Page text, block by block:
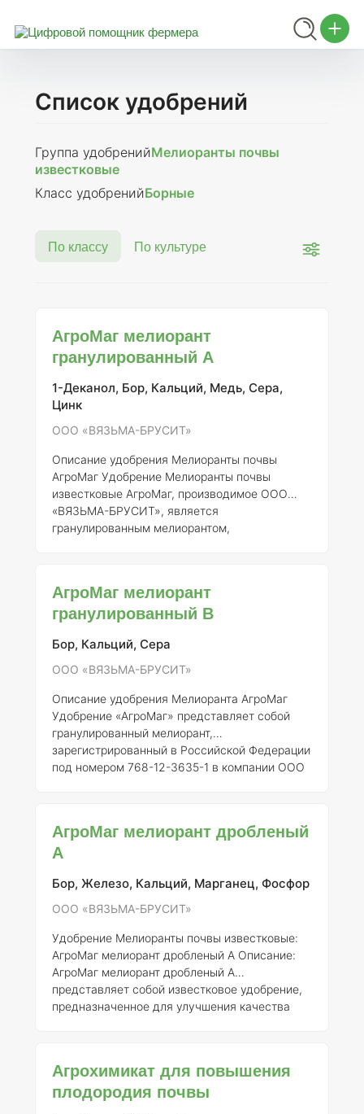
Список удобрений
Группа удобренийМелиоранты почвы
известковые
Класс удобренийБорные
По классу По культуре
АгроМаг мелиорант
гранулированный А
1-Деканол, Бор, Кальций, Медь, Сера,
Цинк
ООО «ВЯЗЬМА-БРУСИТ»
Описание удобрения Мелиоранты почвы
АгроМагУдобрение Мелиоранты почвы
известковые АгроМаг, производимое ООО
«ВЯЗЬМА-БРУСИТ», является
гранулированным мелиорантом,
а также для коррекции кислотности, что
способствует созданию оптимальных условий
культур.Состав и концентрация элементов
Удобрение содержит следующие основные
н
АгроМаг мелиорант
гранулированный В
Бор, Кальций, Сера
ООО «ВЯЗЬМА-БРУСИТ»
Описание удобрения Мелиоранта АгроМаг
Удобрение «АгроМаг» представляет собой
гранулированный мелиорант,
зарегистрированный в Российской Федерации
под номером 768-12-3635-1 в компании ООО
плодородия и обеспечения растений
необходимыми питательными веществами.
удобрения «АгроМаг» включает в себя
известковые компоненты, которые
почвы и улучшению ее струк
АгроМаг мелиорант дробленый
А
Бор, Железо, Кальций, Марганец, Фосфор
ООО «ВЯЗЬМА-БРУСИТ»
Удобрение Мелиоранты почвы известковые:
АгроМаг мелиорант дробленый А Описание:
АгроМаг мелиорант дробленый А
представляет собой известковое удобрение,
предназначенное для улучшения качества
используется в качестве мелиоранта для
исправления кислотности почвы, а также для
Агрохимикат для повышения
плодородия почвы